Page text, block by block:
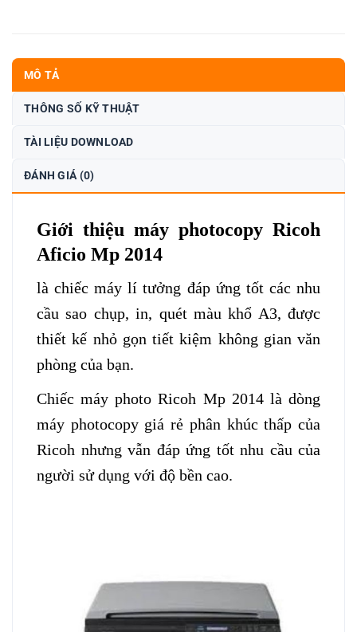
MÔ TẢ
THÔNG SỐ KỸ THUẬT
TÀI LIỆU DOWNLOAD
ĐÁNH GIÁ (0)
Giới thiệu máy photocopy Ricoh
Aficio Mp 2014
là chiếc máy lí tưởng đáp ứng tốt các nhu
cầu sao chụp, in, quét màu khổ A3, được
thiết kế nhỏ gọn tiết kiệm không gian văn
phòng của bạn.
Chiếc máy photo Ricoh Mp 2014 là dòng
máy photocopy giá rẻ phân khúc thấp của
Ricoh nhưng vẫn đáp ứng tốt nhu cầu của
người sử dụng với độ bền cao.